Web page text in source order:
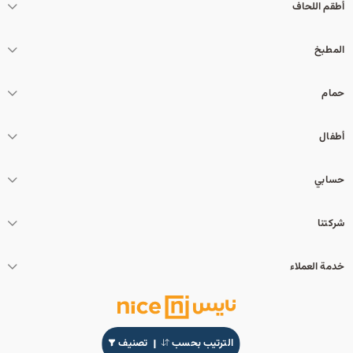
الترتيب بحسب تصنيف
أطقم اللحاف
المطبخ
حمام
أطفال
حسابي
شركتنا
خدمة العملاء